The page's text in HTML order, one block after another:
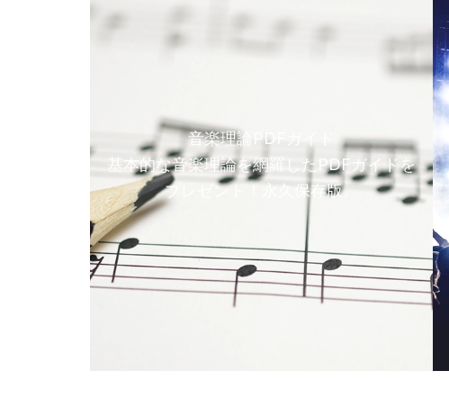
音楽理論PDFガイド
基本的な音楽理論を網羅したPDFガイドを
プレゼント！永久保存版。